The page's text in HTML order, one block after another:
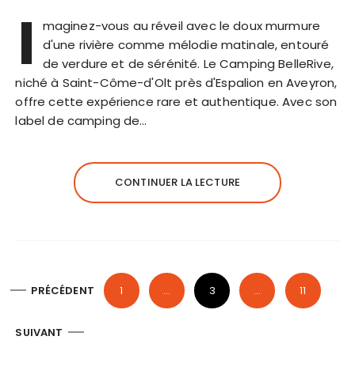
I
maginez-vous au réveil avec le doux murmure
d'une rivière comme mélodie matinale, entouré
de verdure et de sérénité. Le Camping BelleRive,
niché à Saint-Côme-d'Olt près d'Espalion en Aveyron,
offre cette expérience rare et authentique. Avec son
label de camping de…
CONTINUER LA LECTURE
g
PRÉCÉDENT 1 … 3 … 11
SUIVANT